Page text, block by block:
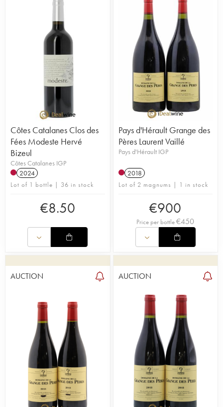
Côtes Catalanes Clos des
Fées Modeste Hervé
Bizeul
Côtes Catalanes IGP
2024
Lot of 1 bottle | 36 in stock
€8.50
Pays d'Hérault Grange des
Pères Laurent Vaillé
Pays d'Hérault IGP
2018
Lot of 2 magnums | 1 in stock
€900
Price per bottle€450
AUCTION AUCTION